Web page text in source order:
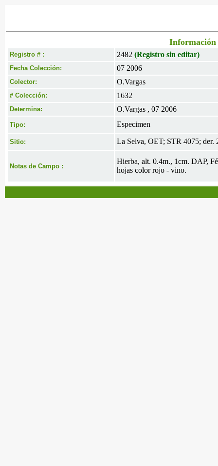
Información
Registro # : 2482 (Registro sin editar)
Fecha Colección: 07 2006
Colector: O.Vargas
# Colección: 1632
Determina: O.Vargas , 07 2006
Tipo: Especimen
Sitio: La Selva, OET; STR 4075; der.
Notas de Campo :
Hierba, alt. 0.4m., 1cm. DAP,
hojas color rojo - vino.